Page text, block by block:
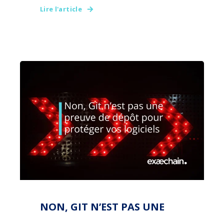
Lire l'article
NON, GIT N’EST PAS UNE